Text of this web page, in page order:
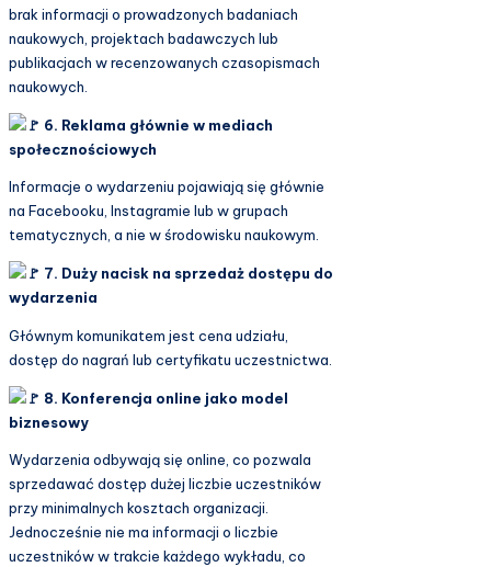
brak informacji o prowadzonych badaniach
naukowych, projektach badawczych lub
publikacjach w recenzowanych czasopismach
naukowych.
6. Reklama głównie w mediach
społecznościowych
Informacje o wydarzeniu pojawiają się głównie
na Facebooku, Instagramie lub w grupach
tematycznych, a nie w środowisku naukowym.
7. Duży nacisk na sprzedaż dostępu do
wydarzenia
Głównym komunikatem jest cena udziału,
dostęp do nagrań lub certyfikatu uczestnictwa.
8. Konferencja online jako model
biznesowy
Wydarzenia odbywają się online, co pozwala
sprzedawać dostęp dużej liczbie uczestników
przy minimalnych kosztach organizacji.
Jednocześnie nie ma informacji o liczbie
uczestników w trakcie każdego wykładu, co